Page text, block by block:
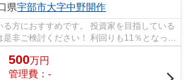
県宇部市大字中野開作
方におすすめです。 投資家を目指している
非ご検討ください！ 利回りも11％となって
でリ...
500万円
管理費：-